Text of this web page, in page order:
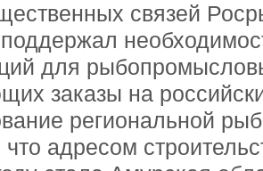
связей
поддержал
для
заказы на
региональной
адресом